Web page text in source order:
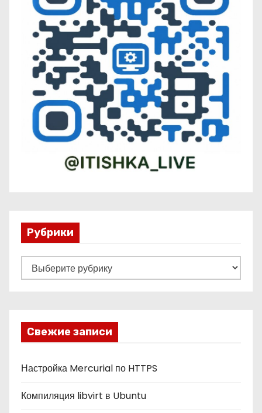
Рубрики
у
к
и
Свежие записи
Настройка Mercurial по HTTPS
Компиляция libvirt в Ubuntu